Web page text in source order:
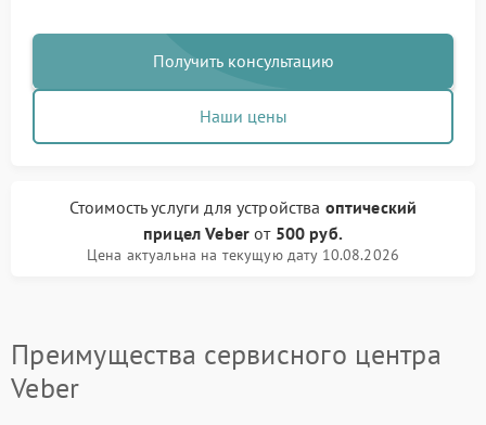
Получить консультацию
Наши цены
Стоимость услугидля устройства оптический
прицел Veber от 500 руб.
Цена актуальна на текущую дату 10.08.2026
Преимущества сервисного центра
Veber